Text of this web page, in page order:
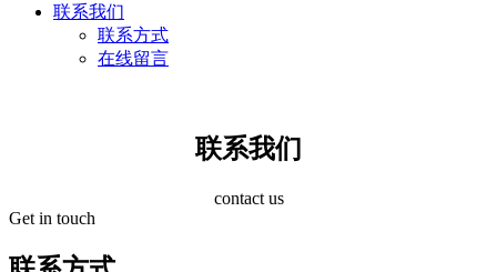
联系我们
联系方式
在线留言
联系我们
contact us
Get in touch